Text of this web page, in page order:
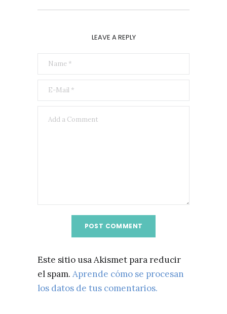
LEAVE A REPLY
Este sitio usa Akismet para reducir
el spam. Aprende cómo se procesan
los datos de tus comentarios.